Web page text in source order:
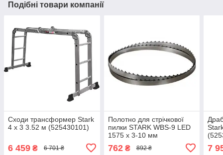
Подібні товари компанії
Сходи трансформер Stark
4 х 3 3.52 м (525430101)
6 459 ₴ 6 701 ₴
Полотно для стрічкової
пилки STARK WBS-9 LED
1575 х 3-10 мм
762₴ 892 ₴ 7